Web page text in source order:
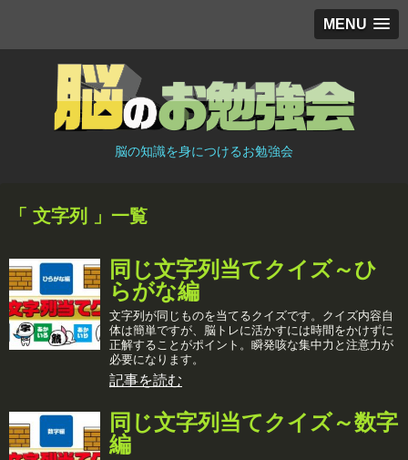
MENU
脳の知識を身につけるお勉強会
「 文字列 」一覧
同じ文字列当てクイズ～ひ
らがな編
文字列が同じものを当てるクイズです。クイズ内容自
体は簡単ですが、脳トレに活かすには時間をかけずに
正解することがポイント。瞬発咳な集中力と注意力が
必要になります。
記事を読む
同じ文字列当てクイズ～数字
編